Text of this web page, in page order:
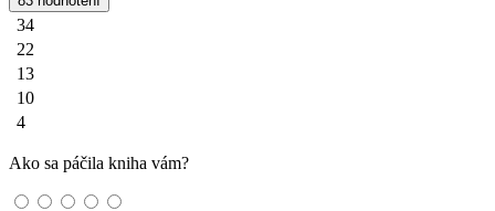
34
22
13
10
4
Ako sa páčila kniha vám?